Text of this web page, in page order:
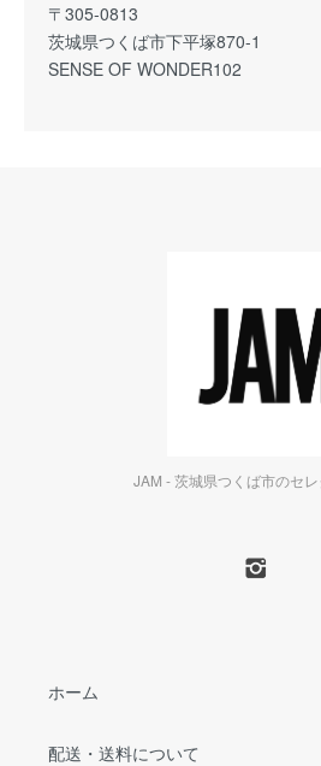
〒305-0813
茨城県つくば市下平塚870-1
SENSE OF WONDER102
JAM - 茨城県つくば市のセ
ホーム
配送・送料について